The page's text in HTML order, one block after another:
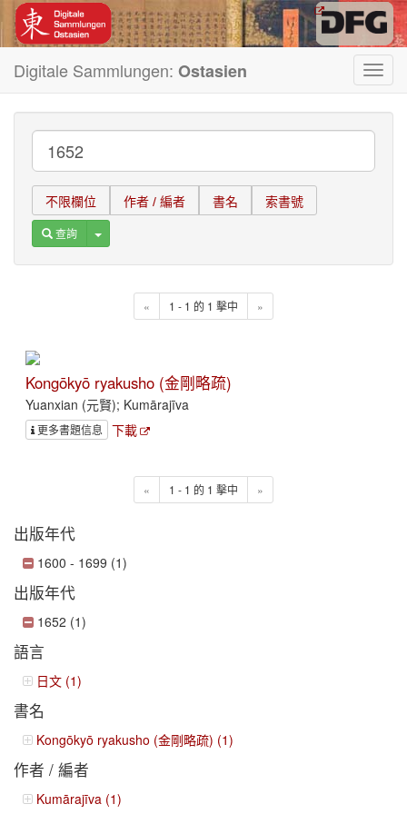
Digitale Sammlungen: Ostasien
不限欄位 作者 / 編者 書名 索書號
查詢 Toggle Dropdown
« 1 - 1 的 1 擊中 »
Kongōkyō ryakusho (金剛略疏)
Yuanxian (元賢); Kumārajīva
更多書題信息 下載
« 1 - 1 的 1 擊中 »
出版年代
1600 - 1699 (1)
出版年代
1652 (1)
語言
日文 (1)
書名
Kongōkyō ryakusho (金剛略疏) (1)
作者 / 編者
Kumārajīva (1)